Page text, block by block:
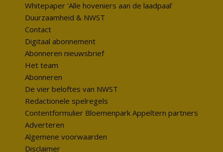
Whitepaper 'Alle hoveniers aan de laadpaal'
Duurzaamheid & NWST
Contact
Digitaal abonnement
Abonneren nieuwsbrief
Het team
Abonneren
De vier beloftes van NWST
Redactionele spelregels
Contentformulier Bloemenpark Appeltern partners
Adverteren
Algemene voorwaarden
Disclaimer